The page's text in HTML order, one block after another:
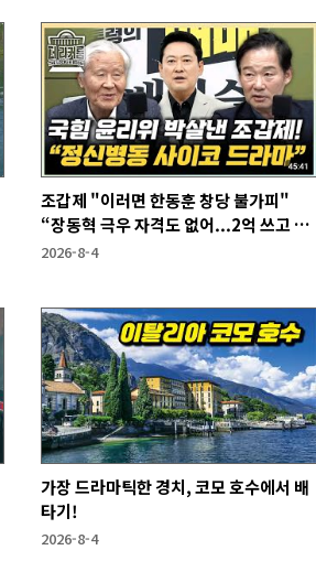
조갑제 "이러면 한동훈 창당 불가피"
“장동혁 극우 자격도 없어...2억 쓰고 성
과 없어”
2026-8-4
가장 드라마틱한 경치, 코모 호수에서 배
타기!
2026-8-4